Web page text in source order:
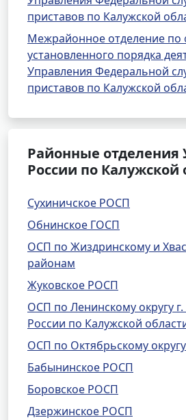
приставов по Калужской
Межрайонное отделение по
установленного порядка
Управления Федеральной
приставов по Калужской
Районные отделения
России по Калужской
Сухиничское РОСП
Обнинское ГОСП
ОСП по Жиздринскому и
районам
Жуковское РОСП
ОСП по Ленинскому округу
России по Калужской
ОСП по Октябрьскому округу
Бабынинское РОСП
Боровское РОСП
Дзержинское РОСП